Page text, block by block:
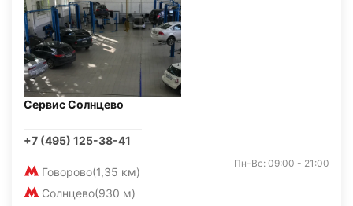
Сервис Солнцево
+7 (495) 125-38-41
Говорово(1,35 км)
Солнцево(930 м)
Пн-Вс: 09:00 - 21:00